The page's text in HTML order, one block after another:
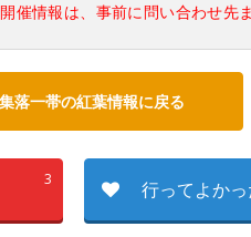
催情報は、事前に問い合わせ先
落一帯の紅葉情報に戻る
3 行ってよかっ